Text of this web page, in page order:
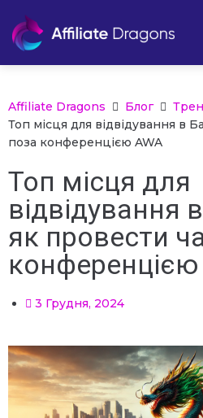
Affiliate Dragons Блог
Топ місця для відвідування в
поза конференцією AWA
Топ місця для
відвідування
як провести
конференцією
3 Грудня, 2024